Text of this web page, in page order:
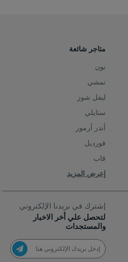
متاجر شائعة
نون
نمشي
ليفل شوز
ستايلي
أندر أرمور
فورديل
قاب
إعرض المزيد
إشترك في بريدنا الإلكتروني
لتحصل علي أخر الاخبار
والمستجدات